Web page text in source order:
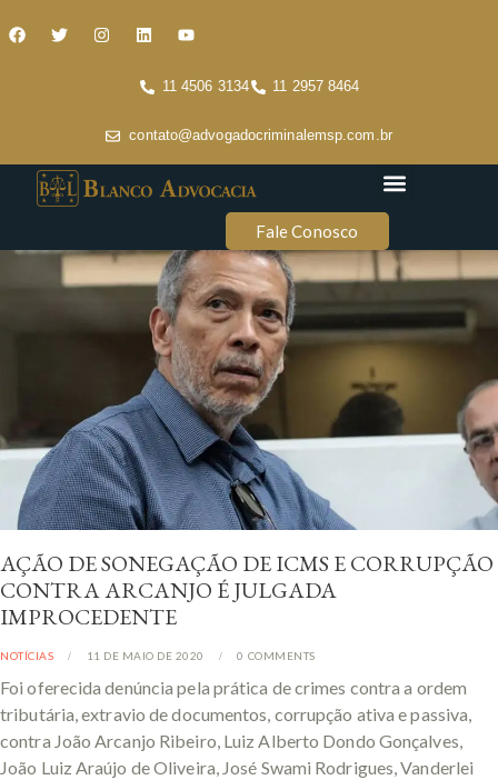
11 4506 3134 11 2957 8464
contato@advogadocriminalemsp.com.br
Fale Conosco
AÇÃO DE SONEGAÇÃO DE ICMS E CORRUPÇÃO
CONTRA ARCANJO É JULGADA
IMPROCEDENTE
NOTÍCIAS 11 DE MAIO DE 2020 0 COMMENTS
Foi oferecida denúncia pela prática de crimes contra a ordem
tributária, extravio de documentos, corrupção ativa e passiva,
contra João Arcanjo Ribeiro, Luiz Alberto Dondo Gonçalves,
João Luiz Araújo de Oliveira, José Swami Rodrigues, Vanderlei